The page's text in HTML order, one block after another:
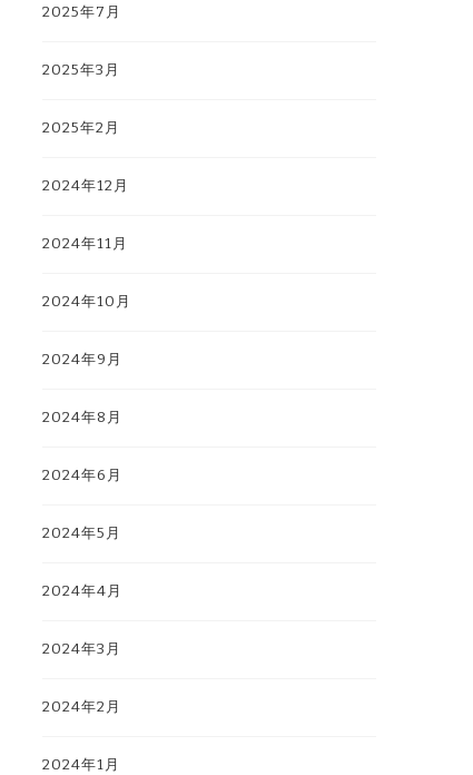
2025年7月
2025年3月
2025年2月
2024年12月
2024年11月
2024年10月
2024年9月
2024年8月
2024年6月
2024年5月
2024年4月
2024年3月
2024年2月
2024年1月